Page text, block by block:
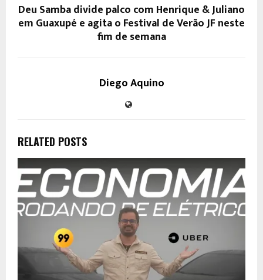
Deu Samba divide palco com Henrique & Juliano
em Guaxupé e agita o Festival de Verão JF neste
fim de semana
Diego Aquino
RELATED POSTS